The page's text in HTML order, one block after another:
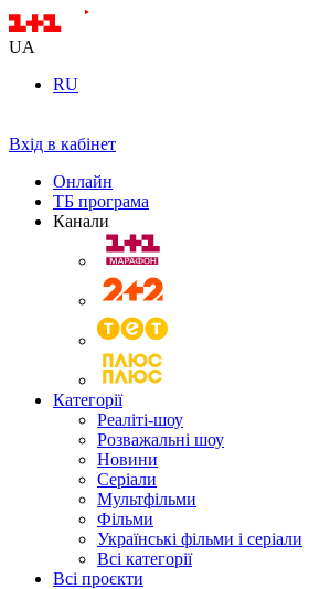
UA
RU
Вхід в кабінет
Онлайн
ТБ програма
Канали
Категорії
Реаліті-шоу
Розважальні шоу
Новини
Серіали
Мультфільми
Фільми
Українські фільми і серіали
Всі категорії
Всі проєкти